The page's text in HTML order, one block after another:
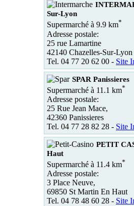
Sur-Lyon
Supermarché à 9.9 km*
Adresse postale:
25 rue Lamartine
42140 Chazelles-Sur-Lyon
Tel. 04 77 20 62 00 - Site
SPAR Panissieres
Supermarché à 11.1 km*
Adresse postale:
25 Rue Jean Mace,
42360 Panissieres
Tel. 04 77 28 82 28 - Site
PETIT
Haut
Supermarché à 11.4 km*
Adresse postale:
3 Place Neuve,
69850 St Martin En Haut
Tel. 04 78 48 60 28 - Site